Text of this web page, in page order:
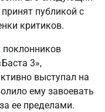
публикой с
критиков.
поклонников
3»,
выступал на
ему завоевать
ее пределами.